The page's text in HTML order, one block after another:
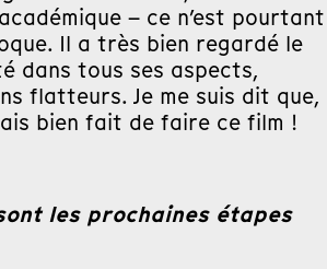
– ce n’est pourtant
Il a très bien regardé le
dans tous ses aspects,
flatteurs. Je me suis dit que,
bien fait de faire ce film !
les prochaines étapes